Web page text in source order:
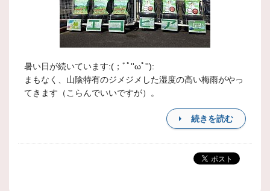
暑い日が続いています:(；ﾞﾟ''ωﾟ''):
まもなく、山陰特有のジメジメした湿度の高い梅雨がやっ
てきます（こらんでいいですが）。
続きを読む